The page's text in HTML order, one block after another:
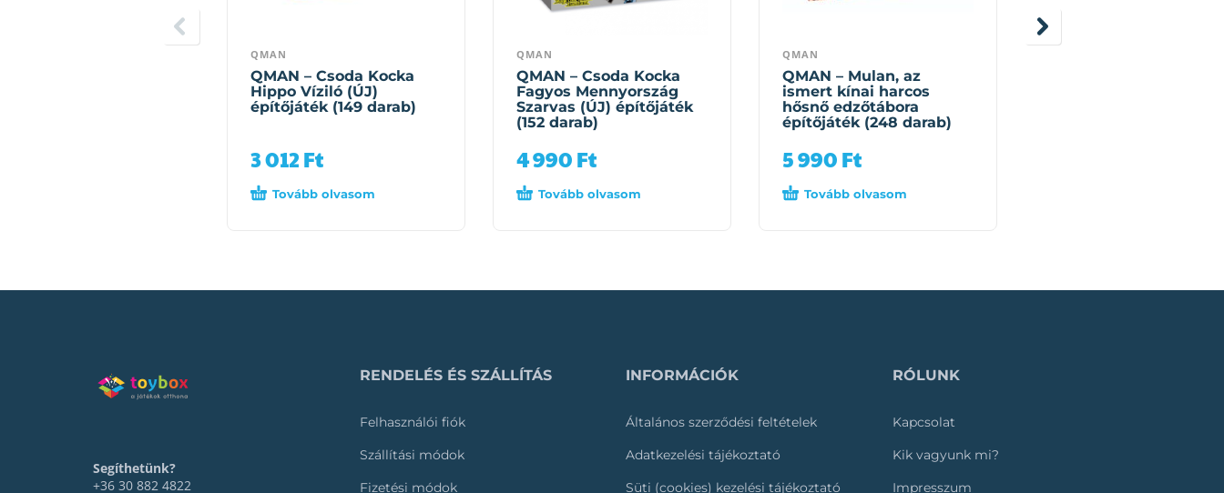
QMAN
QMAN – Csoda Kocka
Hippo Víziló (ÚJ)
építőjáték (149 darab)
3 012Ft
Tovább olvasom
QMAN
QMAN – Csoda Kocka
Fagyos Mennyország
Szarvas (ÚJ) építőjáték
(152 darab)
4 990Ft
Tovább olvasom
QMAN
QMAN – Mulan, az
ismert kínai harcos
hősnő edzőtábora
építőjáték (248 darab)
5 990Ft
Tovább olvasom
Segíthetünk?
+36 30 882 4822
RENDELÉS ÉS SZÁLLÍTÁS
Felhasználói fiók
Szállítási módok
Fizetési módok
INFORMÁCIÓK
Általános szerződési feltételek
Adatkezelési tájékoztató
Süti (cookies) kezelési tájékoztató
RÓLUNK
Kapcsolat
Kik vagyunk mi?
Impresszum